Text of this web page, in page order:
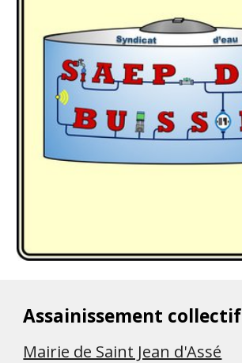
Assainissement collectif
Mairie de Saint Jean d'Assé